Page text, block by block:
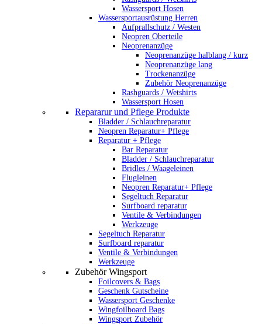
Wassersport Hosen
Wassersportausrüstung Herren
Aufprallschutz / Westen
Neopren Oberteile
Neoprenanzüge
Neoprenanzüge halblang / kurz
Neoprenanzüge lang
Trockenanzüge
Zubehör Neoprenanzüge
Rashguards / Wetshirts
Wassersport Hosen
Repararur und Pflege Produkte
Bladder / Schlauchreparatur
Neopren Reparatur+ Pflege
Reparatur + Pflege
Bar Reparatur
Bladder / Schlauchreparatur
Bridles / Waageleinen
Flugleinen
Neopren Reparatur+ Pflege
Segeltuch Reparatur
Surfboard reparatur
Ventile & Verbindungen
Werkzeuge
Segeltuch Reparatur
Surfboard reparatur
Ventile & Verbindungen
Werkzeuge
Zubehör Wingsport
Foilcovers & Bags
Geschenk Gutscheine
Wassersport Geschenke
Wingfoilboard Bags
Wingsport Zubehör